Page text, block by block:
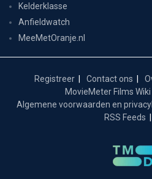
Kelderklasse
Anfieldwatch
MeeMetOranje.nl
Registreer Contact ons
MovieMeter Films Wiki
Algemene voorwaarden en
RSS Feeds